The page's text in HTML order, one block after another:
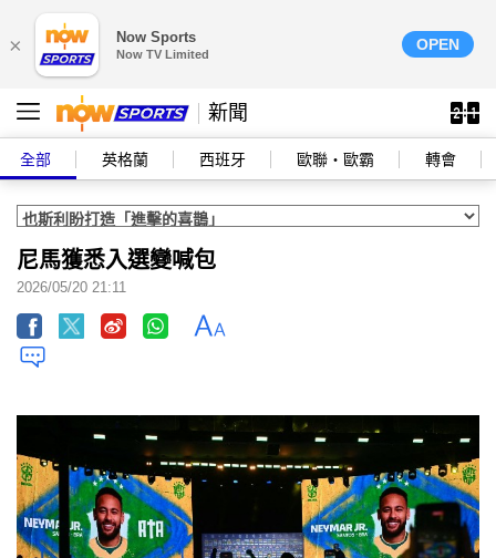
× Now Sports
Now TV Limited
OPEN
新聞
全部 英格蘭 西班牙 歐聯‧歐霸 轉會
尼馬獲悉入選變喊包
2026/05/20 21:11